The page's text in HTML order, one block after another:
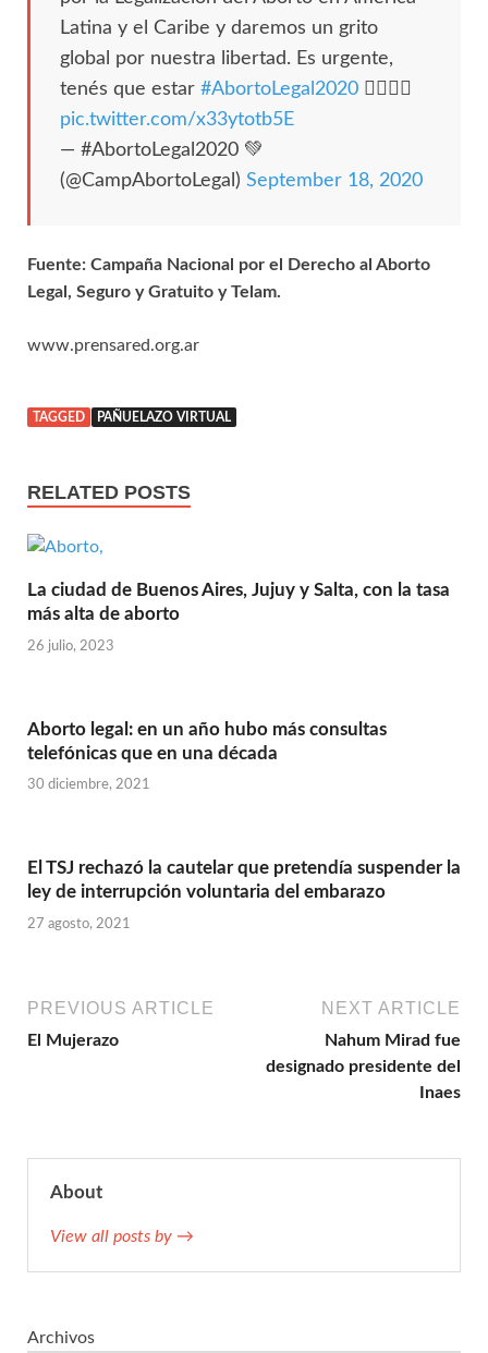
Latina y el Caribe y daremos un grito
global por nuestra libertad. Es urgente,
tenés que estar #AbortoLegal2020 ✊🏽💚🔥
pic.twitter.com/x33ytotb5E
— #AbortoLegal2020 💚
(@CampAbortoLegal) September 18, 2020
Fuente: Campaña Nacional por el Derecho al Aborto
Legal, Seguro y Gratuito y Telam.
www.prensared.org.ar
TAGGED PAÑUELAZO VIRTUAL
RELATED POSTS
La ciudad de Buenos Aires, Jujuy y Salta, con la tasa
más alta de aborto
26 julio, 2023
Aborto legal: en un año hubo más consultas
telefónicas que en una década
30 diciembre, 2021
El TSJ rechazó la cautelar que pretendía suspender la
ley de interrupción voluntaria del embarazo
27 agosto, 2021
PREVIOUS ARTICLE
El Mujerazo
NEXT ARTICLE
Nahum Mirad fue
designado presidente del
Inaes
About
View all posts by →
Archivos